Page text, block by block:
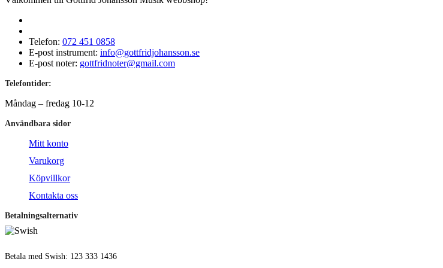
Telefon: 072 451 0858
E-post instrument: info@gottfridjohansson.se
E-post noter: gottfridnoter@gmail.com
Telefontider:
Måndag – fredag 10-12
Användbara sidor
Mitt konto
Varukorg
Köpvillkor
Kontakta oss
Betalningsalternativ
Betala med Swish: 123 333 1436